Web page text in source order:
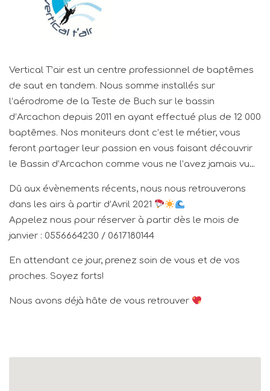
Vertical T’air est un centre professionnel de baptêmes
de saut en tandem. Nous somme installés sur
l’aérodrome de la Teste de Buch sur le bassin
d’Arcachon depuis 2011 en ayant effectué plus de 12 000
baptêmes. Nos moniteurs dont c’est le métier, vous
feront partager leur passion en vous faisant découvrir
le Bassin d’Arcachon comme vous ne l’avez jamais vu…
Dû aux évènements récents, nous nous retrouverons
dans les airs à partir d’Avril 2021
Appelez nous pour réserver à partir dès le mois de
janvier : 0556664230 / 0617180144
En attendant ce jour, prenez soin de vous et de vos
proches. Soyez forts!
Nous avons déjà hâte de vous retrouver